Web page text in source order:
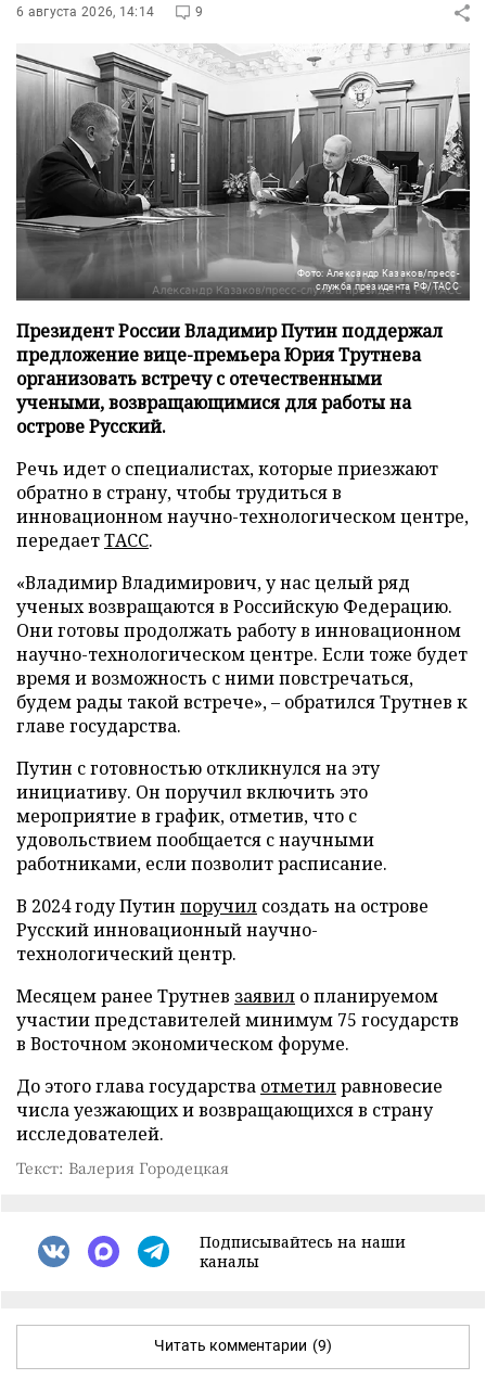
6 августа 2026, 14:14 9
Фото: Александр Казаков/пресс-
служба президента РФ/ТАСС
Президент России Владимир Путин поддержал
предложение вице-премьера Юрия Трутнева
организовать встречу с отечественными
учеными, возвращающимися для работы на
острове Русский.
Речь идет о специалистах, которые приезжают
обратно в страну, чтобы трудиться в
инновационном научно-технологическом центре,
передаетТАСС.
«Владимир Владимирович, у нас целый ряд
ученых возвращаются в Российскую Федерацию.
Они готовы продолжать работу в инновационном
научно-технологическом центре. Если тоже будет
время и возможность с ними повстречаться,
будем рады такой встрече», – обратился Трутнев к
главе государства.
Путин с готовностью откликнулся на эту
инициативу. Он поручил включить это
мероприятие в график, отметив, что с
удовольствием пообщается с научными
работниками, если позволит расписание.
В 2024 году Путин поручил создать на острове
Русский инновационный научно-
технологический центр.
Месяцем ранее Трутнев заявил о планируемом
участии представителей минимум 75 государств
в Восточном экономическом форуме.
До этого глава государства отметилравновесие
числа уезжающих и возвращающихся в страну
исследователей.
Текст: Валерия Городецкая
Подписывайтесь на наши
каналы
Читать комментарии (9)